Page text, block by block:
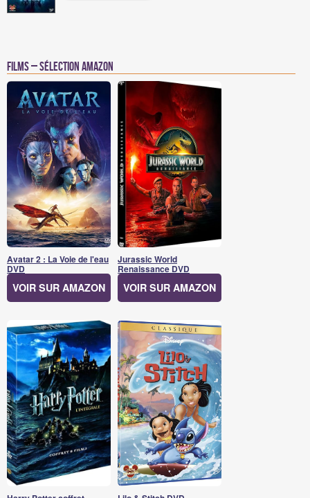
Films – Sélection Amazon
Avatar 2 : La Voie de l'eau
DVD
VOIR SUR AMAZON
Jurassic World
Renaissance DVD
VOIR SUR AMAZON